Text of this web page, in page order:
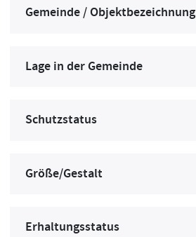
Gemeinde / Objektbezeichnung
Lage in der Gemeinde
Schutzstatus
Größe/Gestalt
Erhaltungsstatus